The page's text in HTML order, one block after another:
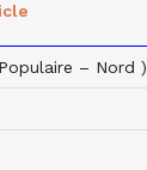
– Nord )